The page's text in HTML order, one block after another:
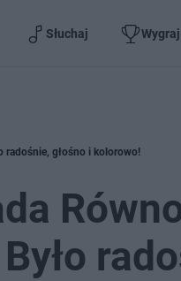
Słuchaj Wygraj
radośnie, głośno i kolorowo!